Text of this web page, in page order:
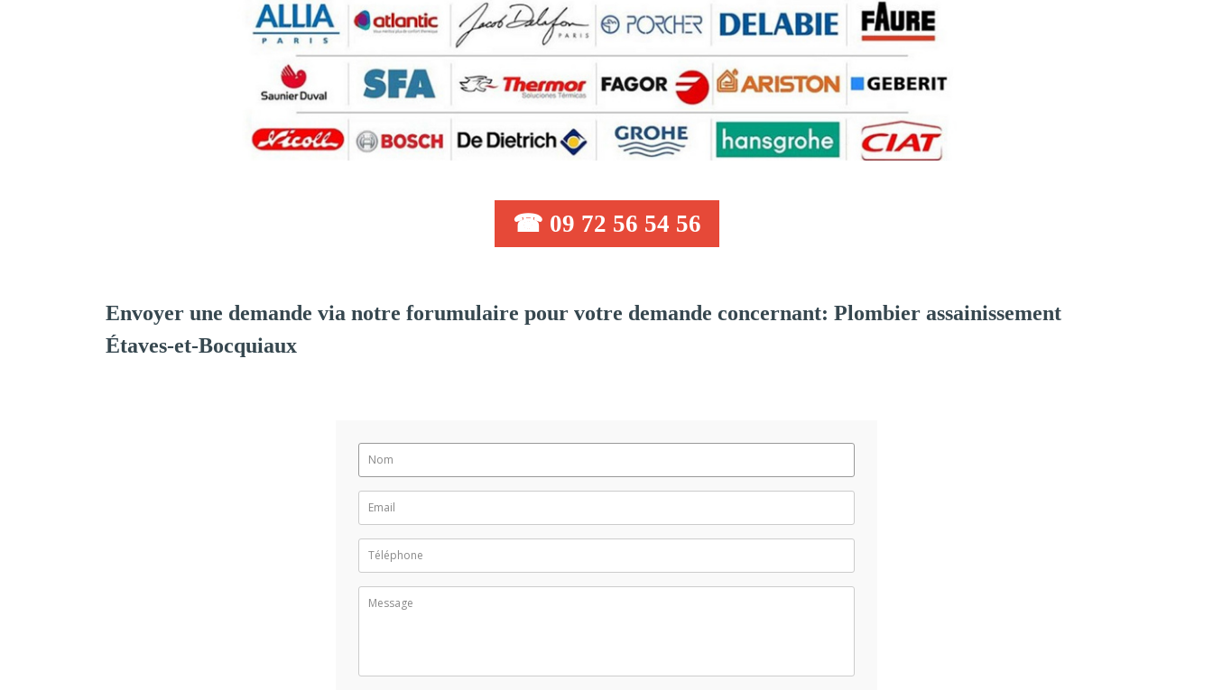
☎ 09 72 56 54 56
Envoyer une demande via notre forumulaire pour votre demande concernant: Plombier assainissement
Étaves-et-Bocquiaux